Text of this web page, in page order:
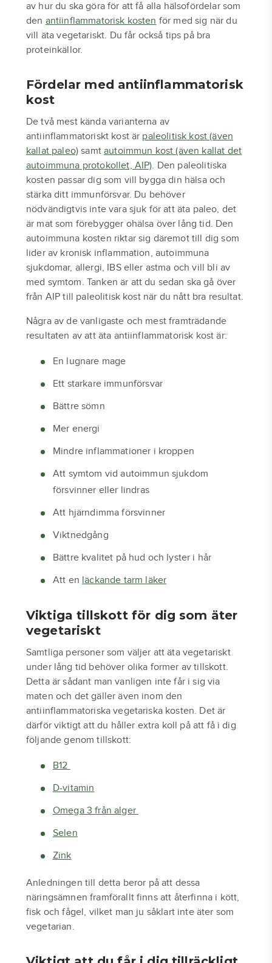
av hur du ska göra för att få alla hälsofördelar som
den antiinflammatorisk kosten för med sig när du
vill äta vegetariskt. Du får också tips på bra
proteinkällor.
Fördelar med antiinflammatorisk
kost
De två mest kända varianterna av
antiinflammatoriskt kost är paleolitisk kost (även
kallat paleo) samtautoimmun kost (även kallat det
autoimmuna protokollet, AIP). Den paleolitiska
kosten passar dig som vill bygga din hälsa och
stärka ditt immunförsvar. Du behöver
nödvändigtvis inte vara sjuk för att äta paleo, det
är mat som förebygger ohälsa över lång tid. Den
autoimmuna kosten riktar sig däremot till dig som
lider av kronisk inflammation, autoimmuna
sjukdomar, allergi, IBS eller astma och vill bli av
med symtom. Tanken är att du sedan ska gå över
från AIP till paleolitisk kost när du nått bra resultat.
Några av de vanligaste och mest framträdande
resultaten av att äta antiinflammatorisk kost är:
En lugnare mage
Ett starkare immunförsvar
Bättre sömn
Mer energi
Mindre inflammationer i kroppen
Att symtom vid autoimmun sjukdom
försvinner eller lindras
Att hjärndimma försvinner
Viktnedgång
Bättre kvalitet på hud och lyster i hår
Att en läckande tarm läker
Viktiga tillskott för dig som äter
vegetariskt
Samtliga personer som väljer att äta vegetariskt
under lång tid behöver olika former av tillskott.
Detta är sådant man vanligen inte får i sig via
maten och det gäller även inom den
antiinflammatoriska vegetariska kosten. Det är
därför viktigt att du håller extra koll på att få i dig
följande genom tillskott:
B12
D-vitamin
Omega 3 från alger
Selen
Zink
Anledningen till detta beror på att dessa
näringsämnen framförallt finns att återfinna i kött,
fisk och fågel, vilket man ju såklart inte äter som
vegetarian.